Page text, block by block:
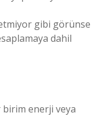
gibi görünse
dahil
enerji veya